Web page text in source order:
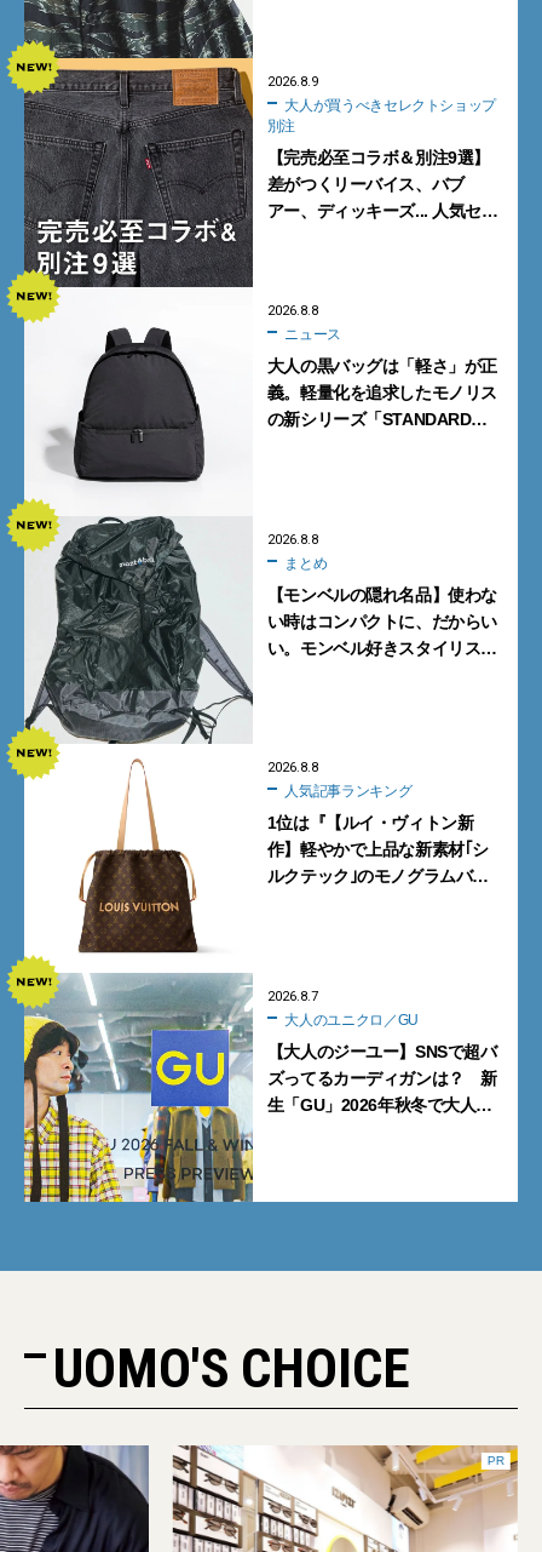
2026.8.9
別注
【完売必至コラボ＆別注9選】
差がつくリーバイス、バブ
アー、ディッキーズ... 人気セレ
2026.8.8
ニュース
大人の黒バッグは「軽さ」が正
義。軽量化を追求したモノリス
の新シリーズ「STANDARD
2026.8.8
まとめ
【モンベルの隠れ名品】使わな
い時はコンパクトに、だからい
い。モンベル好きスタイリスト
2026.8.8
人気記事ランキング
1位は『【ルイ・ヴィトン新
作】軽やかで上品な新素材｢シ
ルクテック｣のモノグラムバッ
2026.8.7
大人のユニクロ／GU
【大人のジーユー】SNSで超バ
ズってるカーディガンは？ 新
生「GU」2026年秋冬で大人メ
UOMO'S CHOICE
PR